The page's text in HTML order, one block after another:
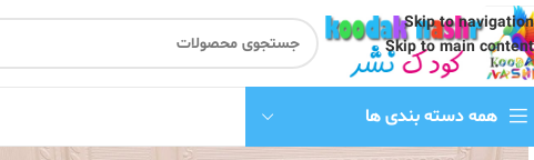
Skip to navigation
Skip to main content
همه دسته بندی ها